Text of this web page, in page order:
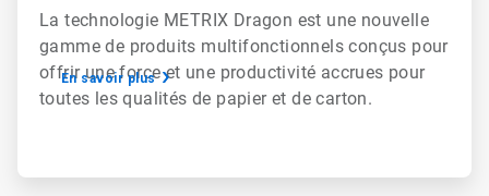
La technologie METRIX Dragon est une nouvelle
gamme de produits multifonctionnels conçus pour
offrir une force et une productivité accrues pour
toutes les qualités de papier et de carton.
En savoir plus